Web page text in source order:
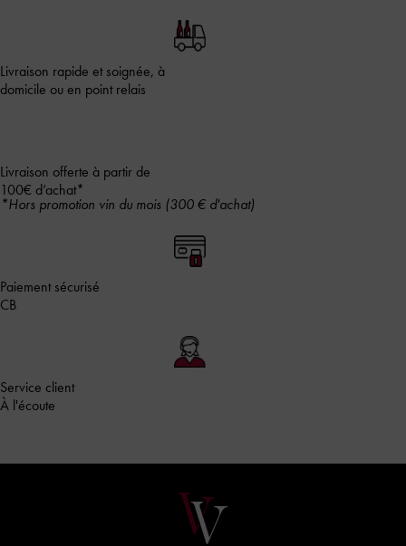
Livraison rapide et soignée, à
domicile ou en point relais
Livraison offerte à partir de
100€ d’achat*
*Hors promotion vin du mois (300 € d'achat)
Paiement sécurisé
CB
Service client
À l'écoute